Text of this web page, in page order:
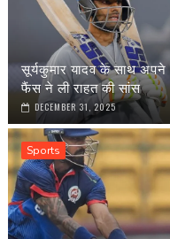
सूर्यकुमार यादव के साथ
फैंस ने ली राहत की सांस
DECEMBER 31, 2025
Sports